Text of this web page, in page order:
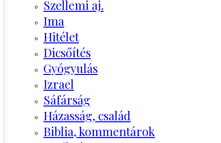
Szellemi aj.
Ima
Hitélet
Dicsőítés
Gyógyulás
Izrael
Sáfárság
Házasság, család
Biblia, kommentárok